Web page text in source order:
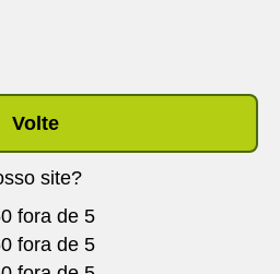
Volte
site?